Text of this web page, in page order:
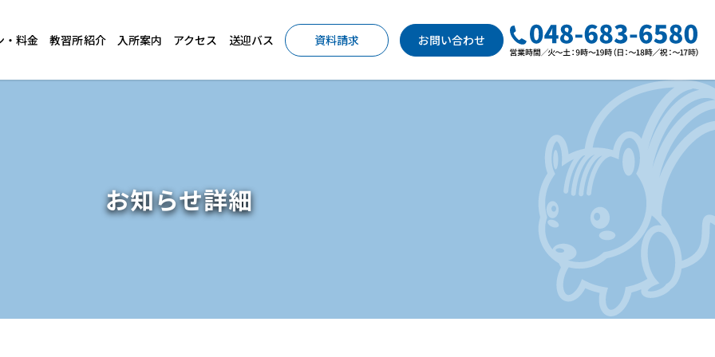
・料金 教習所紹介 入所案内 アクセス 送迎バス 資料請求 お問い合わせ
お知らせ詳細